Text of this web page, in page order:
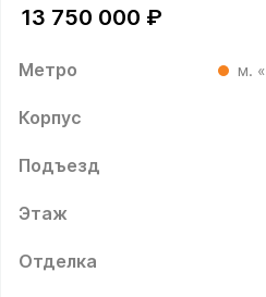
13 750 000 ₽
Метро м.
Корпус
Подъезд
Этаж
Отделка